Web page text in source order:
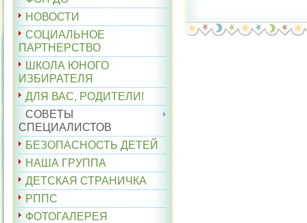
НОВОСТИ
СОЦИАЛЬНОЕ
ПАРТНЕРСТВО
ШКОЛА ЮНОГО
ИЗБИРАТЕЛЯ
ДЛЯ ВАС, РОДИТЕЛИ!
СОВЕТЫ
СПЕЦИАЛИСТОВ
БЕЗОПАСНОСТЬ ДЕТЕЙ
НАША ГРУППА
ДЕТСКАЯ СТРАНИЧКА
РППС
ФОТОГАЛЕРЕЯ